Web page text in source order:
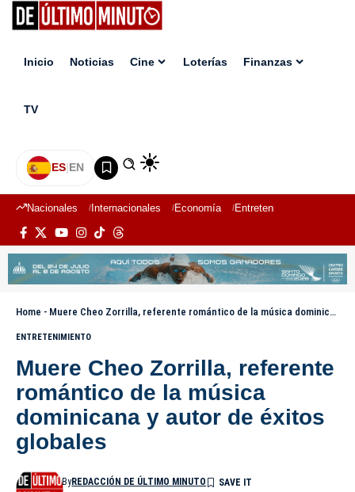
Inicio Noticias Cine Loterías Finanzas
TV
ES|EN
Nacionales Internacionales Economía Entretenimiento
Home - Muere Cheo Zorrilla, referente romántico de la música dominicana y autor de éxitos globales
ENTRETENIMIENTO
Muere Cheo Zorrilla, referente
romántico de la música
dominicana y autor de éxitos
globales
ByREDACCIÓN DE ÚLTIMO MINUTO